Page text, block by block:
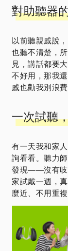
對助聽器
以前聽親戚說
也聽不清楚，
見，講話都要
不好用，那我
戚也勸我別浪
一次試聽
有一天我和家
詢看看。聽力
發現——沒有吱
家試戴一週，
麼近、不用重